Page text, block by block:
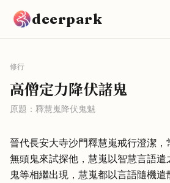
deerpark
修行
高僧定力降伏諸鬼
原題： 釋慧嵬降伏鬼魅
晉代長安大寺沙門釋慧嵬戒行澄潔
無頭鬼來試探他，慧嵬以智慧言語
鬼等相繼出現，慧嵬都以言語隨機